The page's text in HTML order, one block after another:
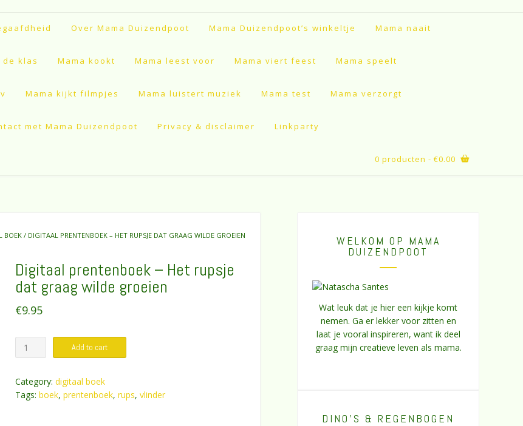
Over Mama Duizendpoot Mama Duizendpoot’s winkeltje Mama naait
de klas Mama kookt Mama leest voor Mama viert feest Mama speelt
Mama kijkt filmpjes Mama luistert muziek Mama test Mama verzorgt
met Mama Duizendpoot Privacy & disclaimer Linkparty
0 producten - €0.00
BOEK / DIGITAAL PRENTENBOEK – HET RUPSJE DAT GRAAG WILDE GROEIEN
Digitaal prentenboek – Het rupsje
dat graag wilde groeien
€9.95
Digitaal
prentenboek
Het
rupsje
Add to cart
Category: digitaal boek
Tags: boek, prentenboek, rups, vlinder
WELKOM OP MAMA
DUIZENDPOOT
Wat leuk dat je hier een kijkje komt
nemen. Ga er lekker voor zitten en
laat je vooral inspireren, want ik deel
graag mijn creatieve leven als mama.
DINO’S & REGENBOGEN